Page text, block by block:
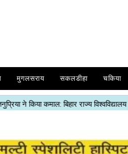
मुगलसराय सकलडीहा चकिया